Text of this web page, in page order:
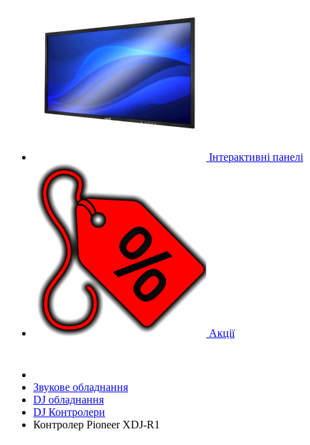
Інтерактивні панелі
Акції
Звукове обладнання
DJ обладнання
DJ Контролери
Контролер Pioneer XDJ-R1